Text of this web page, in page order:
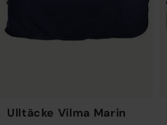
Ulltäcke Vilma Marin